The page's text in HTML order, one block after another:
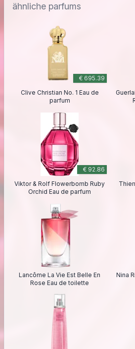
ähnliche parfums
€ 695.39
Clive Christian No. 1 Eau de
parfum
€ 92.86
Viktor & Rolf Flowerbomb Ruby
Orchid Eau de parfum
Lancôme La Vie Est Belle En
Rose Eau de toilette
Nina